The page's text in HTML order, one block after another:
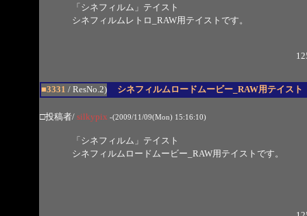
「シネフィルム」テイスト
シネフィルムレトロ_RAW用テイストです。
■3331 / ResNo.2) シネフィルムロードムービー_RAW用テイスト
□投稿者/ silkypix -(2009/11/09(Mon) 15:16:10)
「シネフィルム」テイスト
シネフィルムロードムービー_RAW用テイストです。